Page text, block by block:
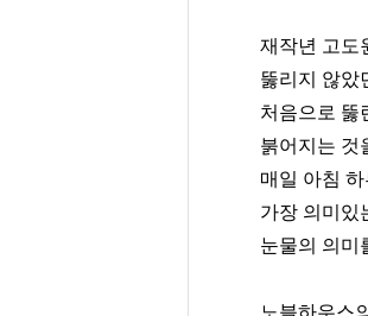
재작년 고도
뚫리지 않았
처음으로 뚫
붉어지는 것
매일 아침
가장 의미있
눈물의 의미
노블하우스